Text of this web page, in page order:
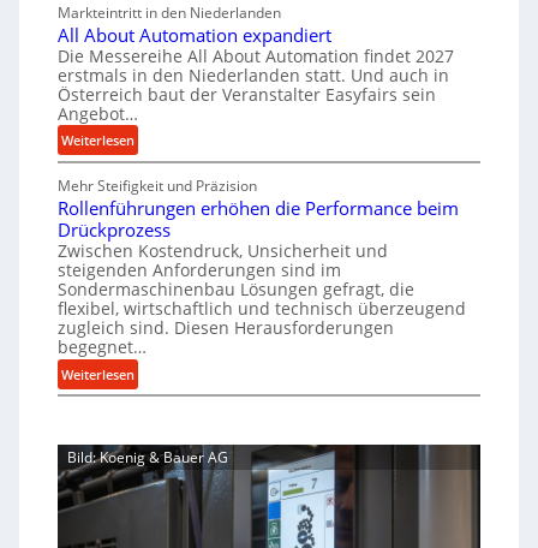
u
p
r
o
s
s
h
a
f
t
i
g
t
s
i
c
h
b
s
t
e
r
s
o
u
n
g
e
n
t
s
p
a
n
n
i
c
s
c
h
i
n
e
n
a
u
B
e
s
t
e
l
n
g
e
Markteintritt in den Niederlanden
All About Automation expandiert
Die Messereihe All About Automation findet 2027
erstmals in den Niederlanden statt. Und auch in
Österreich baut der Veranstalter Easyfairs sein
Angebot…
Weiterlesen:
A
l
l
A
b
o
u
t
u
t
a
t
Mehr Steifigkeit und Präzision
Rollenführungen erhöhen die Performance beim
Drückprozess
Zwischen Kostendruck, Unsicherheit und
steigenden Anforderungen sind im
Sondermaschinenbau Lösungen gefragt, die
flexibel, wirtschaftlich und technisch überzeugend
zugleich sind. Diesen Herausforderungen
begegnet…
Weiterlesen:
R
l
l
e
Bild: Koenig & Bauer AG